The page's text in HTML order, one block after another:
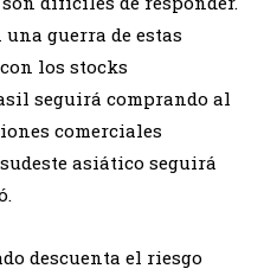
una guerra de estas
los stocks
seguirá comprando al
comerciales
asiático seguirá
descuenta el riesgo